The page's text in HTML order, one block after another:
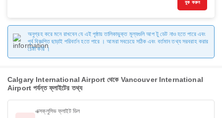
বুক করুন
অনুগ্রহ করে মনে রাখবেন যে এই পৃষ্ঠায় তালিকাভুক্ত মূল্যগুলি আপ টু ডেট নাও হতে পারে এবং
পূর্ব বিজ্ঞপ্তি ছাড়াই পরিবর্তন হতে পারে । আমরা সবচেয়ে সঠিক এবং বর্তমান তথ্য সরবরাহ করার
চেষ্টা করি ।
Calgary International Airport থেকে Vancouver International
Airport পর্যন্ত ফ্লাইটের তথ্য
এক্সক্লুসিভ ফ্লাইট ডিল